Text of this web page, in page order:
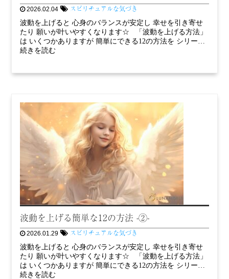
2026.02.04 スピリチュアルな気づき
波動を上げると 心身のバランスが安定し 幸せを引き寄せ
たり 願いが叶いやすくなります☆ 「波動を上げる方法」
は いくつかありますが 簡単にできる12の方法を シリー…
続きを読む
波動を上げる簡単な12の方法 -②-
2026.01.29 スピリチュアルな気づき
波動を上げると 心身のバランスが安定し 幸せを引き寄せ
たり 願いが叶いやすくなります☆ 「波動を上げる方法」
は いくつかありますが 簡単にできる12の方法を シリー…
続きを読む